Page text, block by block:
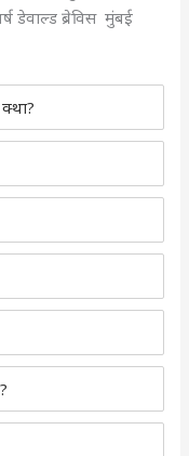
डेवाल्ड ब्रेविस मुंबई